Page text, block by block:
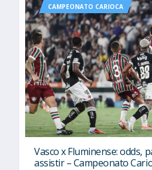
CAMPEONATO CARIOCA
Vasco x Fluminense: odds,
assistir – Campeonato